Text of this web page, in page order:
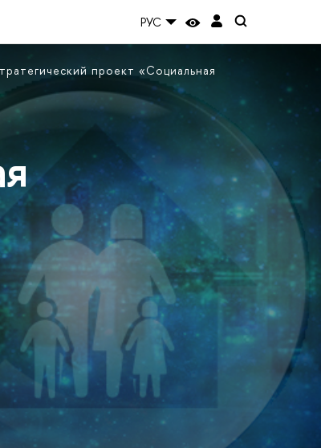
РУС
проект «Социальная